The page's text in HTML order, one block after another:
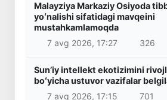
Malayziya Markaziy Osiyoda
yoʻnalishi sifatidagi mavqeini
mustahkamlamoqda
7 avg 2026, 17:27
326
Sunʼiy intellekt ekotizimini
boʻyicha ustuvor vazifalar
7 avg 2026, 17:15
701